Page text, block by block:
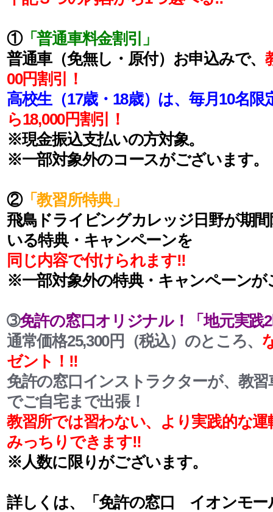
①「普通車料金割引」
普通車（免無し・原付）お申込みで、
00円割引！
高校生（17歳・18歳）は、毎月10名限
ら18,000円割引！
※現金振込支払いの方対象。
※一部対象外のコースがございます。
②「教習所特典」
飛鳥ドライビングカレッジ日野が期
いる特典・キャンペーンを
同じ内容で付けられます‼
※一部対象外の特典・キャンペーンが
➂免許の窓口オリジナル！「地元実践
通常価格25,300円（税込）のところ、
ゼント！‼
免許の窓口インストラクターが、教
でご自宅まで出張！
教習所では習わない、より実践的な運
みっちりできます‼
※人数に限りがございます。
詳しくは、「免許の窓口 イオンモー